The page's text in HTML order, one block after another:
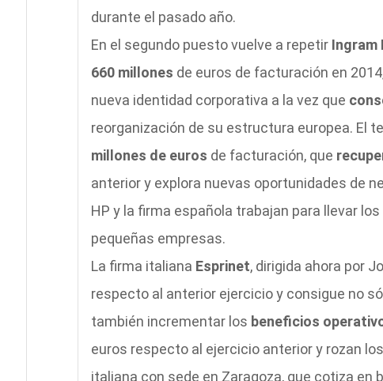
durante el pasado año.
En el segundo puesto vuelve a repetir Ingram
660 millones de euros de facturación en
nueva identidad corporativa a la vez que
reorganización de su estructura europea. El
millones de euros de facturación, que
anterior y explora nuevas oportunidades de
HP y la firma española trabajan para llevar
pequeñas empresas.
La firma italiana Esprinet, dirigida ahora por
respecto al anterior ejercicio y consigue no
también incrementar los beneficios
euros respecto al ejercicio anterior y rozan los
italiana con sede en Zaragoza, que cotiza en